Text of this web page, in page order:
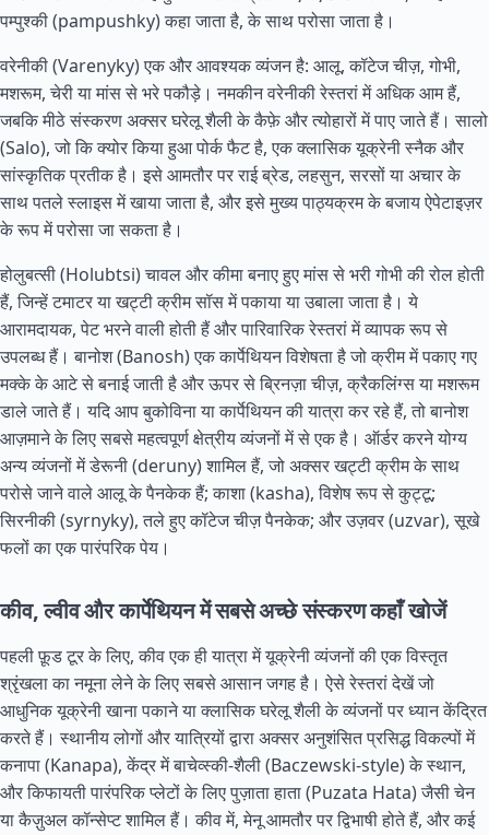
पम्पुश्की (pampushky) कहा जाता है, के साथ परोसा जाता है।
वरेनीकी (Varenyky) एक और आवश्यक व्यंजन है: आलू, कॉटेज चीज़, गोभी,
मशरूम, चेरी या मांस से भरे पकौड़े। नमकीन वरेनीकी रेस्तरां में अधिक आम हैं,
जबकि मीठे संस्करण अक्सर घरेलू शैली के कैफ़े और त्योहारों में पाए जाते हैं। सालो
(Salo), जो कि क्योर किया हुआ पोर्क फैट है, एक क्लासिक यूक्रेनी स्नैक और
सांस्कृतिक प्रतीक है। इसे आमतौर पर राई ब्रेड, लहसुन, सरसों या अचार के
साथ पतले स्लाइस में खाया जाता है, और इसे मुख्य पाठ्यक्रम के बजाय ऐपेटाइज़र
के रूप में परोसा जा सकता है।
होलुबत्सी (Holubtsi) चावल और कीमा बनाए हुए मांस से भरी गोभी की रोल होती
हैं, जिन्हें टमाटर या खट्टी क्रीम सॉस में पकाया या उबाला जाता है। ये
आरामदायक, पेट भरने वाली होती हैं और पारिवारिक रेस्तरां में व्यापक रूप से
उपलब्ध हैं। बानोश (Banosh) एक कार्पेथियन विशेषता है जो क्रीम में पकाए गए
मक्के के आटे से बनाई जाती है और ऊपर से ब्रिनज़ा चीज़, क्रैकलिंग्स या मशरूम
डाले जाते हैं। यदि आप बुकोविना या कार्पेथियन की यात्रा कर रहे हैं, तो बानोश
आज़माने के लिए सबसे महत्वपूर्ण क्षेत्रीय व्यंजनों में से एक है। ऑर्डर करने योग्य
अन्य व्यंजनों में डेरूनी (deruny) शामिल हैं, जो अक्सर खट्टी क्रीम के साथ
परोसे जाने वाले आलू के पैनकेक हैं; काशा (kasha), विशेष रूप से कुट्टू;
सिरनीकी (syrnyky), तले हुए कॉटेज चीज़ पैनकेक; और उज़वर (uzvar), सूखे
फलों का एक पारंपरिक पेय।
कीव, ल्वीव और कार्पेथियन में सबसे अच्छे संस्करण कहाँ खोजें
पहली फ़ूड टूर के लिए, कीव एक ही यात्रा में यूक्रेनी व्यंजनों की एक विस्तृत
श्रृंखला का नमूना लेने के लिए सबसे आसान जगह है। ऐसे रेस्तरां देखें जो
आधुनिक यूक्रेनी खाना पकाने या क्लासिक घरेलू शैली के व्यंजनों पर ध्यान केंद्रित
करते हैं। स्थानीय लोगों और यात्रियों द्वारा अक्सर अनुशंसित प्रसिद्ध विकल्पों में
कनापा (Kanapa), केंद्र में बाचेव्स्की-शैली (Baczewski-style) के स्थान,
और किफायती पारंपरिक प्लेटों के लिए पुज़ाता हाता (Puzata Hata) जैसी चेन
या कैज़ुअल कॉन्सेप्ट शामिल हैं। कीव में, मेनू आमतौर पर द्विभाषी होते हैं, और कई